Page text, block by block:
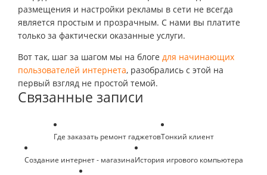
размещения и настройки рекламы в сети не всегда
является простым и прозрачным. С нами вы платите
только за фактически оказанные услуги.
Вот так, шаг за шагом мы на блоге для начинающих
пользователей интернета, разобрались с этой на
первый взгляд не простой темой.
Связанные записи
Где заказать ремонт гаджетовТонкий клиент
Создание интернет - магазинаИстория игрового компьютера